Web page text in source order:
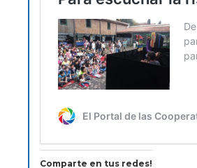
Comparte en tus redes!